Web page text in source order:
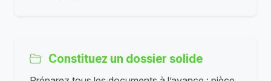
Constituez un dossier solide